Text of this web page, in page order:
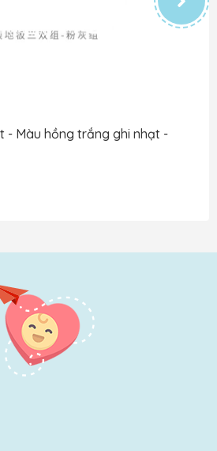
- Màu hồng trắng ghi nhạt -